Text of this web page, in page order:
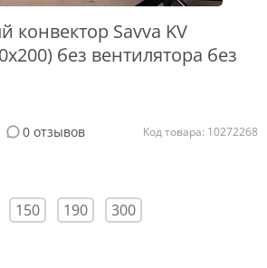
конвектор Savva KV
без вентилятора без
0 отзывов Код товара: 10272268
150 190
300